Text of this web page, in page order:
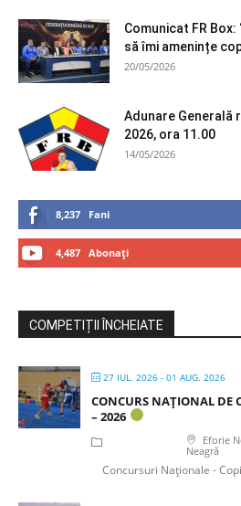
Comunicat FR
să îmi amenințe
20/05/2026
Adunare Generală
2026, ora 11.00
14/05/2026
8,237 Fani
4,487 Abonați
COMPETIȚII ÎNCHEIATE
27 IUL. 2026 - 01 AUG. 2026
CONCURS NAȚIONAL DE
– 2026
Eforie
Neagră
Concursuri Naționale -